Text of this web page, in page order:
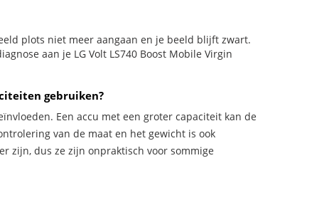
plots niet meer aangaan en je beeld blijft zwart.
aan je LG Volt LS740 Boost Mobile Virgin
gebruiken?
Een accu met een groter capaciteit kan de
van de maat en het gewicht is ook
zijn, dus ze zijn onpraktisch voor sommige